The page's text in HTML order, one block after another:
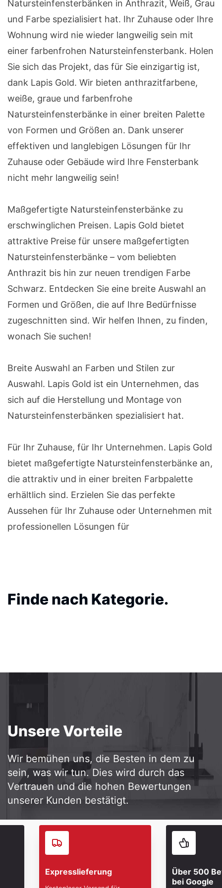
Natursteinfensterbänken in Anthrazit, Weiß, Grau
und Farbe spezialisiert hat. Ihr Zuhause oder Ihre
Wohnung wird nie wieder langweilig sein mit
einer farbenfrohen Natursteinfensterbank. Holen
Sie sich das Projekt, das für Sie einzigartig ist,
dank Lapis Gold. Wir bieten anthrazitfarbene,
weiße, graue und farbenfrohe
Natursteinfensterbänke in einer breiten Palette
von Formen und Größen an. Dank unserer
effektiven und langlebigen Lösungen für Ihr
Zuhause oder Gebäude wird Ihre Fensterbank
nicht mehr langweilig sein!
Maßgefertigte Natursteinfensterbänke zu
erschwinglichen Preisen. Lapis Gold bietet
attraktive Preise für unsere maßgefertigten
Natursteinfensterbänke – vom beliebten
Anthrazit bis hin zur neuen trendigen Farbe
Schwarz. Entdecken Sie eine breite Auswahl an
Formen und Größen, die auf Ihre Bedürfnisse
zugeschnitten sind. Wir helfen Ihnen, zu finden,
wonach Sie suchen!
Breite Auswahl an Farben und Stilen zur
Auswahl. Lapis Gold ist ein Unternehmen, das
sich auf die Herstellung und Montage von
Natursteinfensterbänken spezialisiert hat.
Für Ihr Zuhause, für Ihr Unternehmen. Lapis Gold
bietet maßgefertigte Natursteinfensterbänke an,
die attraktiv und in einer breiten Farbpalette
erhältlich sind. Erzielen Sie das perfekte
Aussehen für Ihr Zuhause oder Unternehmen mit
professionellen Lösungen für
Finde nach Kategorie.
Unsere Vorteile
Wir bemühen uns, die Besten in dem zu
sein, was wir tun. Dies wird durch das
Vertrauen und die hohen Bewertungen
unserer Kunden bestätigt.
Expresslieferung
Über 500
bei Google